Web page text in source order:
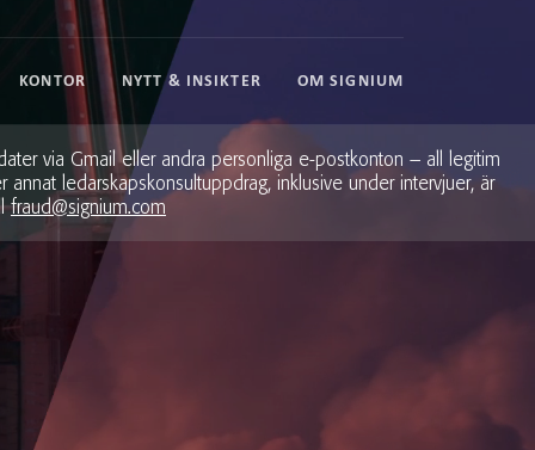
KONTOR NYTT & INSIKTER OM SIGNIUM
via Gmail eller andra personliga e-postkonton – all legitim
ledarskapskonsultuppdrag, inklusive under intervjuer, är
fraud@signium.com